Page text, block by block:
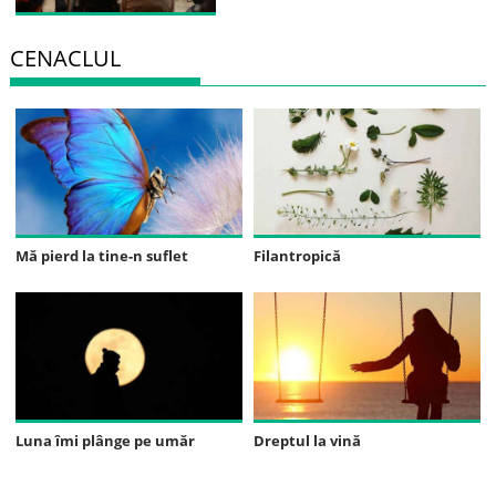
CENACLUL
Mă pierd la tine-n suflet Filantropică
Luna îmi plânge pe umăr Dreptul la vină